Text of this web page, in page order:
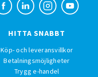
HITTA SNABBT
Köp- och leveransvillkor
Betalningsmöjligheter
Trygg e-handel